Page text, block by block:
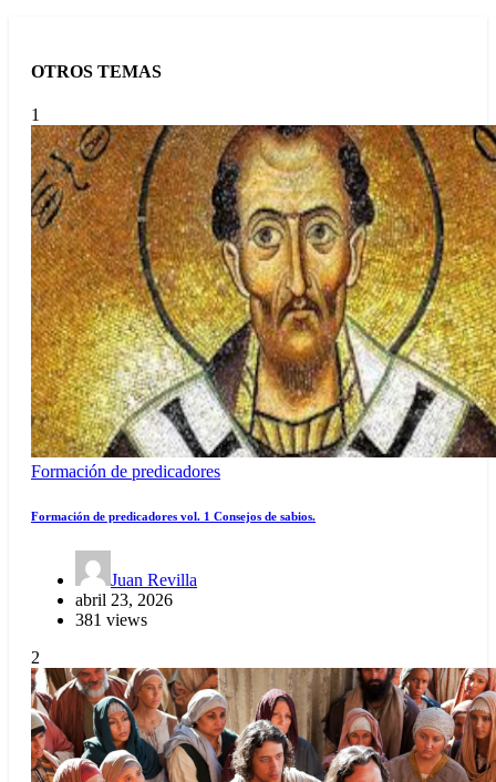
OTROS TEMAS
1
Formación de predicadores
Formación de predicadores vol. 1 Consejos de sabios.
Juan Revilla
abril 23, 2026
381 views
2